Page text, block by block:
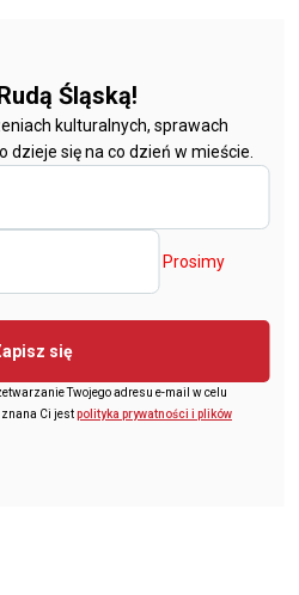
Śląską!
kulturalnych, sprawach
się na co dzień w mieście.
Prosimy
się
Twojego adresu e-mail w celu
Ci jestpolityka prywatności i plików